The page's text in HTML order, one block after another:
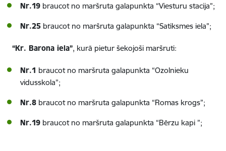
Nr.19 braucot no maršruta galapunkta “Viesturu stacija”;
Nr.25 braucot no maršruta galapunkta “Satiksmes iela”;
“Kr. Barona iela”, kurā pietur šekojoši maršruti:
Nr.1 braucot no maršruta galapunkta “Ozolnieku
vidusskola”;
Nr.8 braucot no maršruta galapunkta “Romas krogs”;
Nr.19 braucot no maršruta galapunkta “Bērzu kapi ”;